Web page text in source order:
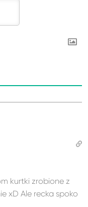
kurtki zrobione z
xD Ale recka spoko